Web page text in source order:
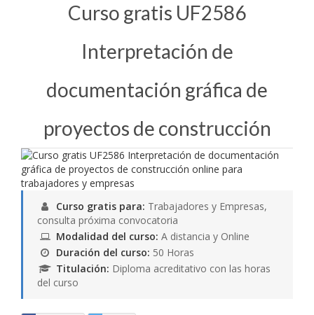
Curso gratis UF2586
Interpretación de
documentación gráfica de
proyectos de construcción
Curso gratis para: Trabajadores y Empresas,
consulta próxima convocatoria
Modalidad del curso: A distancia y Online
Duración del curso: 50 Horas
Titulación: Diploma acreditativo con las horas
del curso